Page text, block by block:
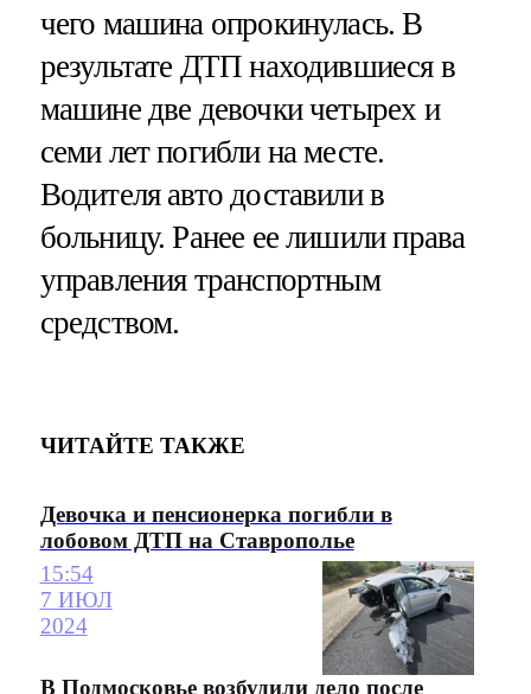
чего машина опрокинулась. В
результате ДТП находившиеся в
машине две девочки четырех и
семи лет погибли на месте.
Водителя авто доставили в
больницу. Ранее ее лишили права
управления транспортным
средством.
ЧИТАЙТЕ ТАКЖЕ
Девочка и пенсионерка погибли в
лобовом ДТП на Ставрополье
15:54
7 ИЮЛ
2024
В Подмосковье возбудили дело после